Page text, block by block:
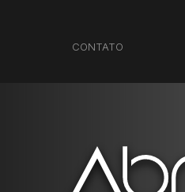
CONTATO